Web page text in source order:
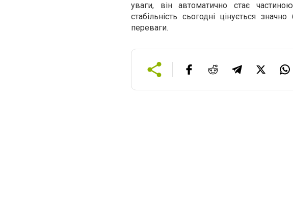
уваги, він автоматично стає
стабільність сьогодні цінується
переваги.